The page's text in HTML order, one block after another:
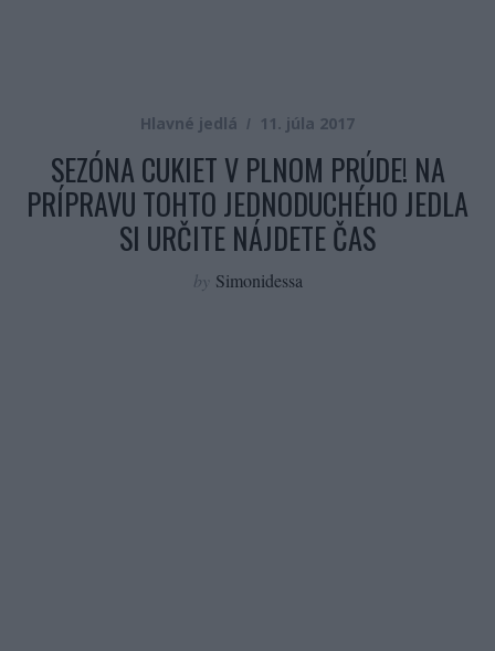
Hlavné jedlá 11. júla 2017
SEZÓNA CUKIET V PLNOM PRÚDE! NA
PRÍPRAVU TOHTO JEDNODUCHÉHO JEDLA
SI URČITE NÁJDETE ČAS
by Simonidessa